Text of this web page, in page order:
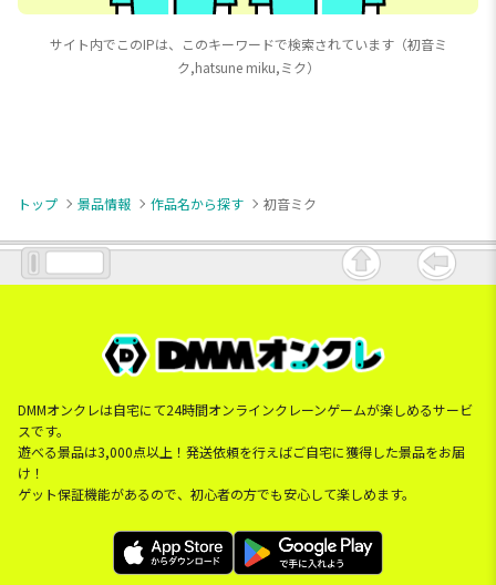
サイト内でこのIPは、このキーワードで検索されています（初音ミ
ク,hatsune miku,ミク）
トップ 景品情報 作品名から探す 初音ミク
DMMオンクレは自宅にて24時間オンラインクレーンゲームが楽しめるサービ
スです。
遊べる景品は3,000点以上！発送依頼を行えばご自宅に獲得した景品をお届
け！
ゲット保証機能があるので、初心者の方でも安心して楽しめます。